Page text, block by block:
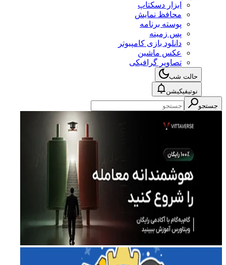
ابزار دسکتاپ
محافظ نمایش
پوسته برنامه
پس زمینه
دانلود بازی کامپیوتر
عکس ماشین
تصاویر گرافیکی
حالت شب
نوتیفیکیشن
جستجو